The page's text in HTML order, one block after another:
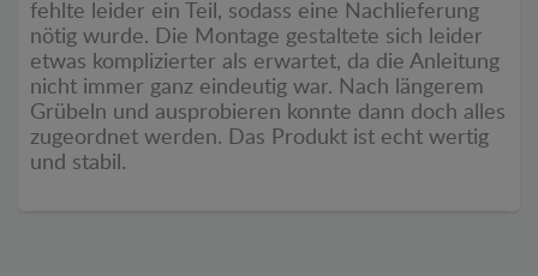
fehlte leider ein Teil, sodass eine Nachlieferung
nötig wurde. Die Montage gestaltete sich leider
etwas komplizierter als erwartet, da die Anleitung
nicht immer ganz eindeutig war. Nach längerem
Grübeln und ausprobieren konnte dann doch alles
zugeordnet werden. Das Produkt ist echt wertig
und stabil.